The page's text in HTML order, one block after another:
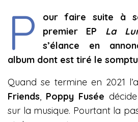
P
our faire suite à
premier EP La
s’élance en
album dont est tiré le
Quand se termine en 2021
Friends, Poppy Fusée
sur la musique. Pourtant la